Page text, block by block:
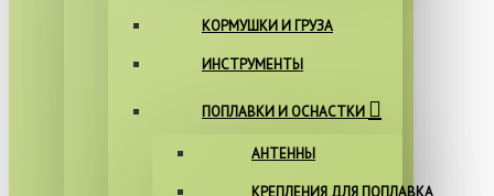
КОРМУШКИ И ГРУЗА
ИНСТРУМЕНТЫ
ПОПЛАВКИ И ОСНАСТКИ
АНТЕННЫ